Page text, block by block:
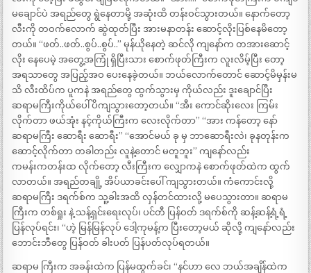
မချောင်ပဲ အရည်တွေ ရွဲနေတာမို့ အဆုံးထိ တန်းဝင်သွားတယ်။ နောက်တော့
လီးကို တဝက်လောက် ဆွဲထုတ်ပြီး အားမနာတန်း ဆောင့်လိုးပြစ်နေမိတော့
တယ်။ “ဖတ်..ဖတ်..စွပ်..စွပ်..” မုန်ယိုနေတဲ့ ဆင်လို ကျနော်က တအားဆောင့်
လိုး နေပေမဲ့ အတွေ့အကြုံ ရှိပြီးသား စောက်ဖုတ်ကြီးက လူးလိမ့်ပြီး တော့
အရသာတွေ အပြည့်အဝ ပေးနေခဲ့တယ်။ ဘယ်လောက်တောင် ဆောင့်မိမှန်းမ
သိ လီးထိပ်က ပူကနဲ အရည်တွေ ထွက်သွားမှ ကိုယ်လည်း ဒူးချောင်ပြီး
ဆရာမကြီးကိုယ်ပေါ် ပိကျသွားတော့တယ်။ “အီး ကောင်ဆိုးလေး ကြမ်း
လိုက်တာ ဖယ်အုံး နင့်ကိုယ်ကြီးက လေးလိုက်တာ” “အား ကန်တော့ နော်
ဆရာမကြီး ဆောရီး ဆောရီး” “အောင်မယ် ခု မှ ဘာဆောရီးလဲ၊ ခုနတုန်းက
ဆောင့်လိုက်တာ တခါတည်း လူနဲ့တောင် မတူဘူး” ကျနော်လည်း
ကမန်းကတန်းထ လိုက်တော့ လီးကြီးက လျှောကနဲ စောက်ဖုတ်ထဲက ထွက်
လာတယ်။ အရည်တချို့ အိပ်ယာခင်းပေါ် ကျသွားတယ်။ ကံကောင်းလို့
ဆရာမကြီး ဒရက်စ်က သူ့ခါးအထိ လှန်တင်ထားလို့ မပေသွားတာ။ ဆရာမ
ကြီးက တစ်ရှုး နဲ့ သန့်ရှင်းရေးလုပ်၊ ပင်တီ ပြန်ဝတ် ဒရက်စ်ကို ဆန့်ဆန့်ရံ့ရံ့
ပြန်လုပ်ရင်း၊ “ဟဲ့ မြန်မြန်လုပ် ဒေါ့ကုမန့်က ပြီးတော့မယ် ဆိုလို့ ကျနော်လည်း
ဘောင်းဘီတွေ ပြန်ဝတ် ခါးပတ် ပြန်ပတ်လုပ်ရတယ်။
ဆရာမ ကြီးက အခန်းထဲက ပြန်မထွက်ခင်၊ “နင်ဟာ လေ ဘယ်အချိန်ထဲက